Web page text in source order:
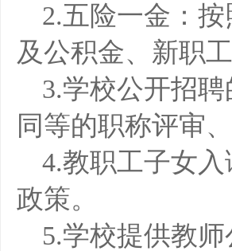
2.五险一金：
及公积金、新职工
3.学校公开招
同等的职称评审
4.教职工子女
政策。
5.学校提供教